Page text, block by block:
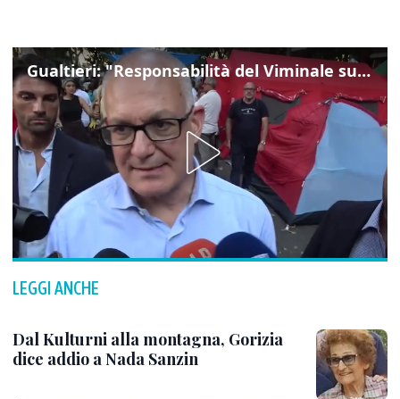
Gualtieri: "Responsabilità del Viminale su Spin Time? La posizione dei partiti è nota"
LEGGI ANCHE
Dal Kulturni alla montagna, Gorizia
dice addio a Nada Sanzin